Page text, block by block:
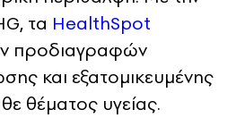
τα HealthSpot
προδιαγραφών
και εξατομικευμένης
θέματος υγείας.